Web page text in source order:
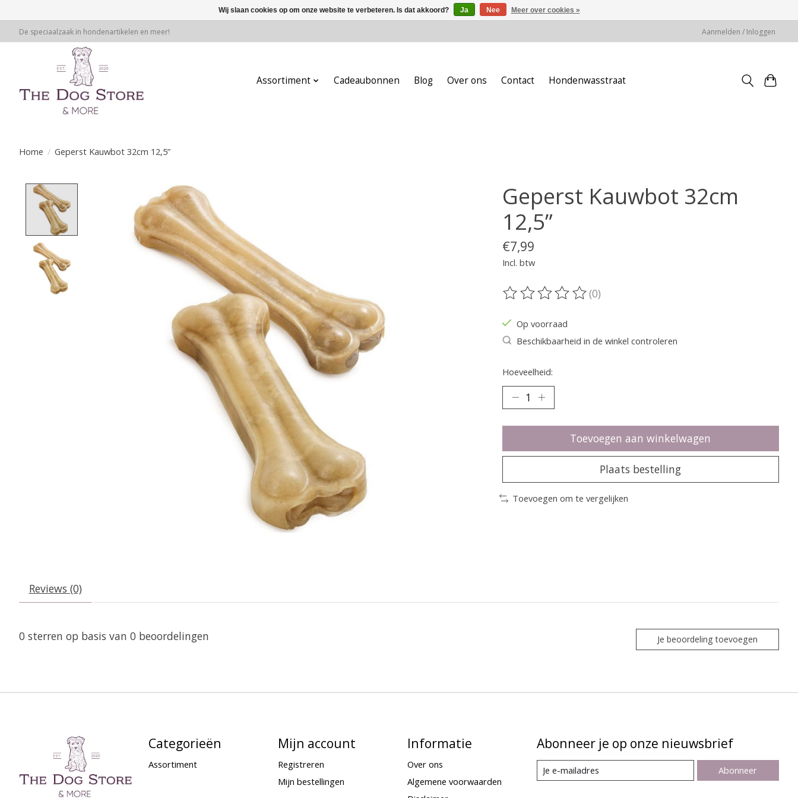
De speciaalzaak in hondenartikelen en meer! Aanmelden / Inloggen
Assortiment Cadeaubonnen Blog Over ons Contact Hondenwasstraat
Home / Geperst Kauwbot 32cm 12,5”
Product image slideshow Items
Geperst Kauwbot 32cm
12,5”
€7,99
Incl. btw
De beoordeling van dit product is
(0)
Op voorraad
Beschikbaarheid in de winkel controleren
Hoeveelheid:
Toevoegen aan winkelwagen
Plaats bestelling
Toevoegen om te vergelijken
Reviews (0)
0 sterren op basis van 0 beoordelingen Je beoordeling toevoegen
Categorieën
Assortiment
Mijn account
Registreren
Mijn bestellingen
Informatie
Over ons
Algemene voorwaarden
Abonneer je op onze nieuwsbrief
Abonneer
Wij slaan cookies op om onze website te verbeteren. Is dat akkoord? Ja Nee Meer over cookies »